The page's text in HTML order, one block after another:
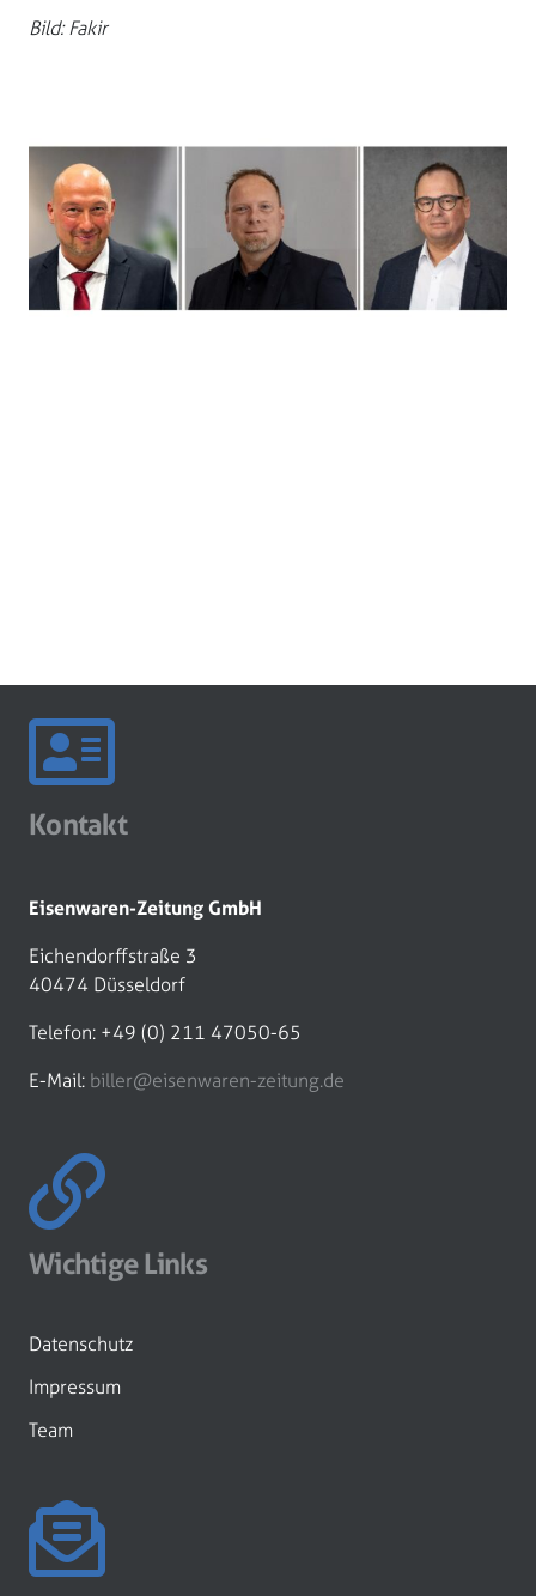
Bild: Fakir
Kontakt
Eisenwaren-Zeitung GmbH
Eichendorffstraße 3
40474 Düsseldorf
Telefon: +49 (0) 211 47050-65
E-Mail: biller@eisenwaren-zeitung.de
Wichtige Links
Datenschutz
Impressum
Team